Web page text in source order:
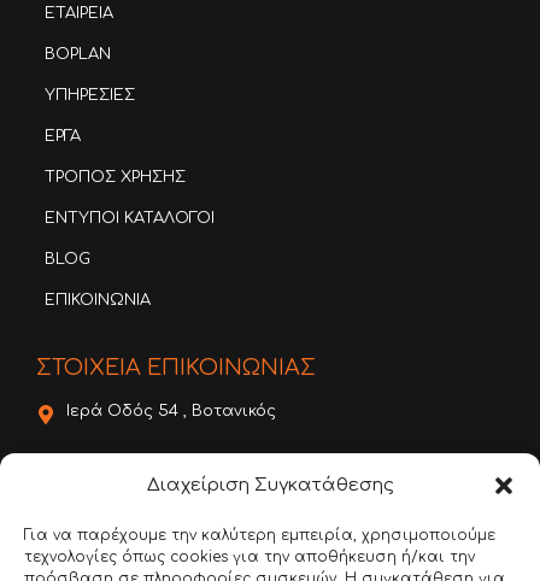
Διαχείριση Συγκατάθεσης
Για να παρέχουμε την καλύτερη εμπειρία, χρησιμοποιούμε
τεχνολογίες όπως cookies για την αποθήκευση ή/και την
ΕΤΑΙΡΕΙΑ
BOPLAN
ΥΠΗΡΕΣΙΕΣ
ΕΡΓΑ
ΤΡΟΠΟΣ ΧΡΗΣΗΣ
ΕΝΤΥΠΟΙ ΚΑΤΑΛΟΓΟΙ
BLOG
ΕΠΙΚΟΙΝΩΝΙΑ
ΣΤΟΙΧΕΙΑ ΕΠΙΚΟΙΝΩΝΙΑΣ
Ιερά Οδός 54 , Βοτανικός
info@dimitroulakos.gr